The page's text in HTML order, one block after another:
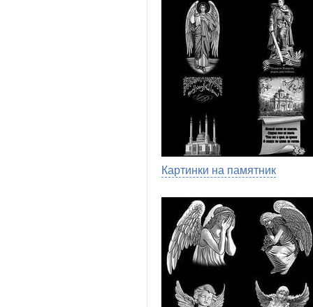
Картинки на памятник